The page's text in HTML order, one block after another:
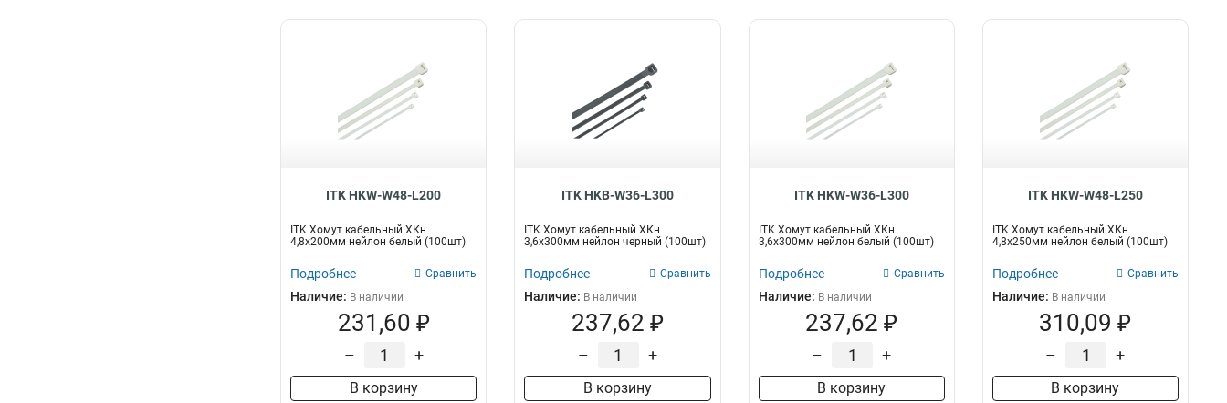
ITK HKW-W48-L200
ITK Хомут кабельный ХКн
4,8х200мм нейлон белый (100шт)
Подробнее Сравнить
Наличие: В наличии
231,60 ₽
– +
В корзину
ITK HKB-W36-L300
ITK Хомут кабельный ХКн
3,6х300мм нейлон черный (100шт)
Подробнее Сравнить
Наличие: В наличии
237,62 ₽
– +
В корзину
ITK HKW-W36-L300
ITK Хомут кабельный ХКн
3,6х300мм нейлон белый (100шт)
Подробнее Сравнить
Наличие: В наличии
237,62 ₽
– +
В корзину
ITK HKW-W48-L250
ITK Хомут кабельный ХКн
4,8х250мм нейлон белый (100шт)
Подробнее Сравнить
Наличие: В наличии
310,09 ₽
– +
В корзину